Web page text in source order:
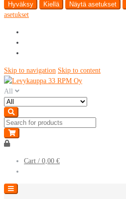
Hyväksy Kiellä Näytä asetukset
asetukset
Skip to navigation Skip to content
All
Cart / 0,00 €